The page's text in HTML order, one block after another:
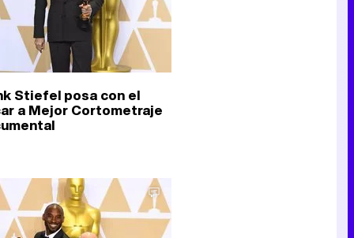
Stiefel posa con el
a Mejor Cortometraje